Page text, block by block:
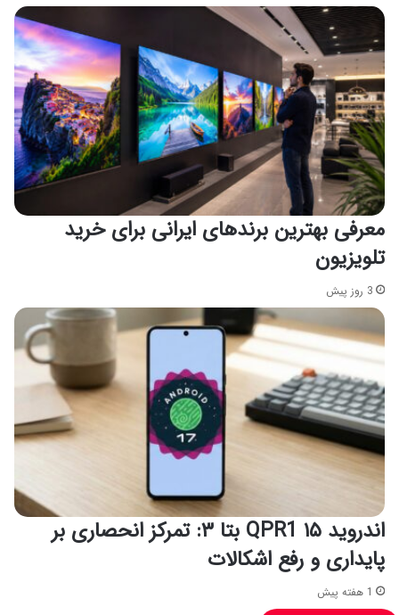
معرفی بهترین برندهای ایرانی برای خرید
تلویزیون
3 روز پیش
اندروید ۱۵ QPR1 بتا ۳: تمرکز انحصاری بر
پایداری و رفع اشکالات
1 هفته پیش